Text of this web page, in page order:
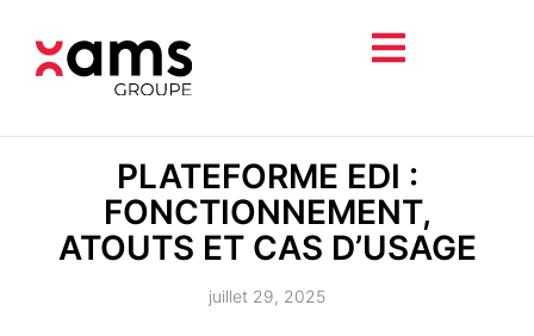
PLATEFORME EDI :
FONCTIONNEMENT,
ATOUTS ET CAS D’USAGE
juillet 29, 2025